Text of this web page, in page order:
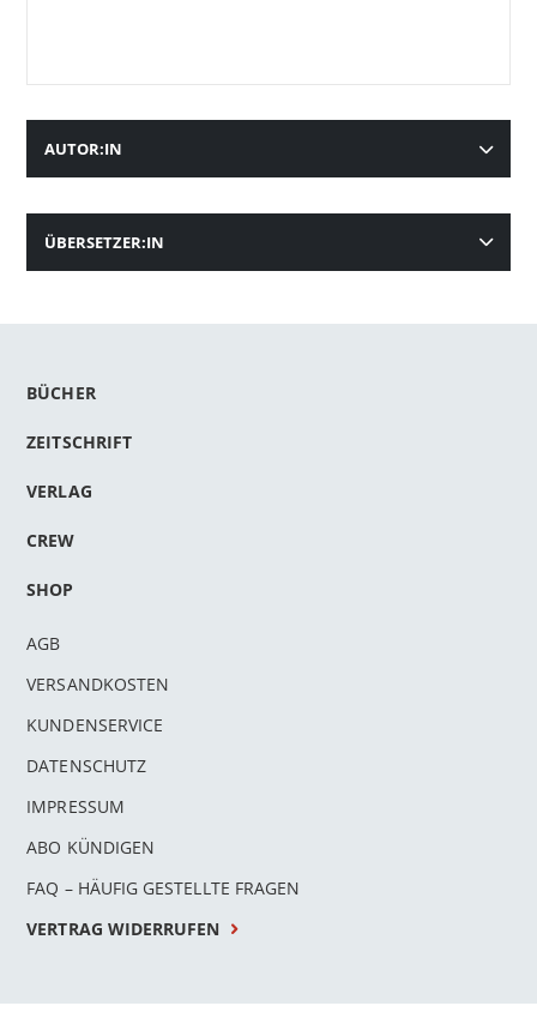
AUTOR:IN
ÜBERSETZER:IN
BÜCHER
ZEITSCHRIFT
VERLAG
CREW
SHOP
AGB
VERSANDKOSTEN
KUNDENSERVICE
DATENSCHUTZ
IMPRESSUM
ABO KÜNDIGEN
FAQ – HÄUFIG GESTELLTE FRAGEN
VERTRAG WIDERRUFEN